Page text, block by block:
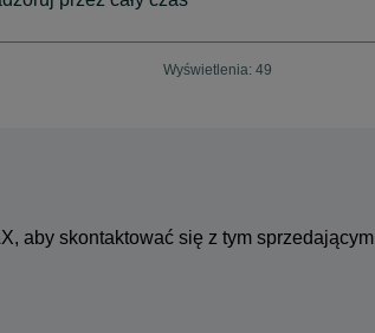
Wyświetlenia: 49
aby skontaktować się z tym sprzedającym